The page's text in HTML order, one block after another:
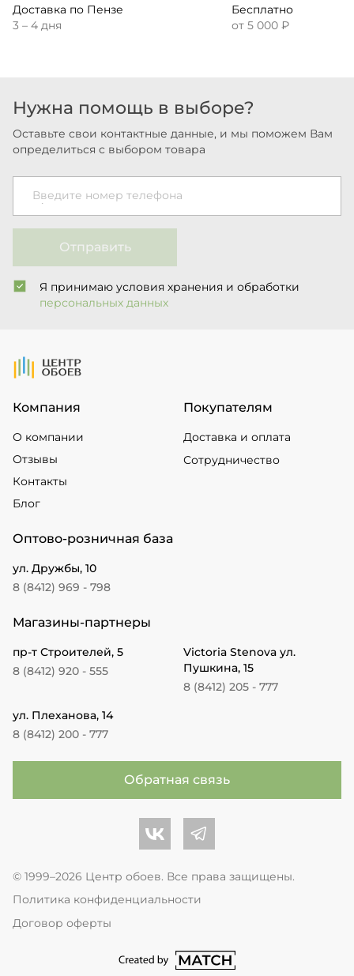
Доставка по Пензе
3 – 4 дня
Бесплатно
от 5 000 ₽
Нужна помощь в выборе?
Оставьте свои контактные данные, и мы поможем Вам
определиться с выбором товара
Введите номер телефона
Отправить
Я принимаю условия хранения и обработки
персональных данных
На Главную
Компания
О компании
Отзывы
Контакты
Блог
Покупателям
Доставка и оплата
Сотрудничество
Оптово-розничная база
ул. Дружбы, 10
8 (8412) 969 - 798
Магазины-партнеры
пр-т Строителей, 5
8 (8412) 920 - 555
Victoria Stenova ул.
Пушкина, 15
8 (8412) 205 - 777
ул. Плеханова, 14
8 (8412) 200 - 777
Обратная связь
Центр обоев во Вконтакте
Центр обоев в Телеграме
© 1999–2026 Центр обоев. Все права защищены.
Политика конфиденциальности
Договор оферты
перейти на сайт студии Match